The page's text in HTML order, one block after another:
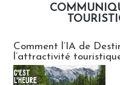
Comment l’IA de
l’attractivité